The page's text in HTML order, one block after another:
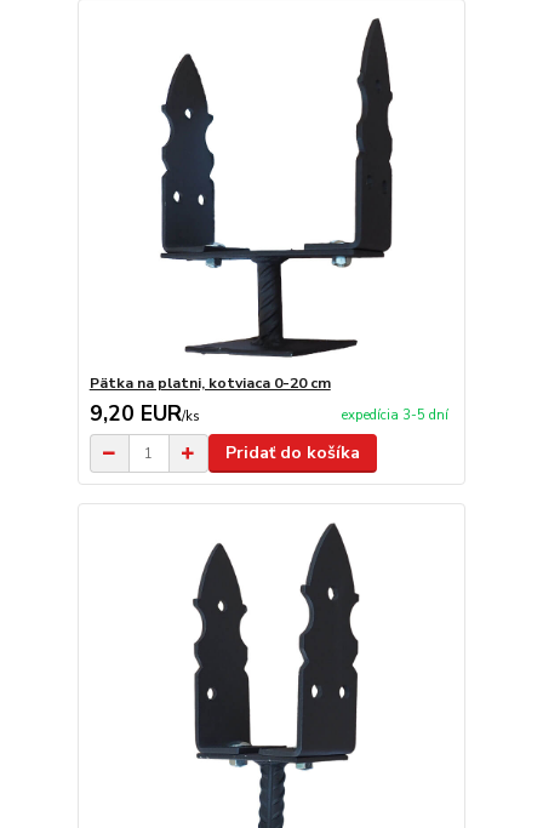
Pätka na platni, kotviaca 0-20 cm
9,20 EUR/ks expedícia 3-5 dní
Pridať do košíka